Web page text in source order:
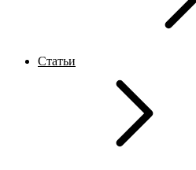
Статьи